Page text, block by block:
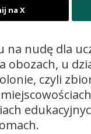
na X
na nudę dla
obozach, u
czyli